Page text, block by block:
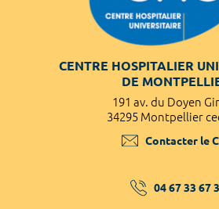
CENTRE HOSPITALIER
DE
191 av. du Doyen
34295 Montpellier
Contacter le
04 67 33 67